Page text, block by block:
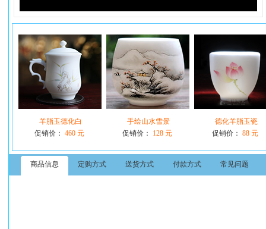
羊脂玉德化白
促销价： 460 元
手绘山水雪景
促销价：
128 元
德化羊脂玉瓷
促销价： 88 元
商品信息 定购方式 送货方式 付款方式 常见问题